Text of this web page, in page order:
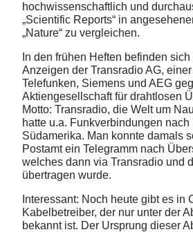
hochwissenschaftlich und
„Scientific Reports“ in
„Nature“ zu vergleichen.
In den frühen Heften befinden
Anzeigen der Transradio AG,
Telefunken, Siemens und AEG
Aktiengesellschaft für drahtlosen
Motto: Transradio, die Welt um
hatte u.a. Funkverbindungen nach
Südamerika. Man konnte damals
Postamt ein Telegramm nach
welches dann via Transradio und
übertragen wurde.
Interessant: Noch heute gibt es in
Kabelbetreiber, der nur unter der
bekannt ist. Der Ursprung dieser